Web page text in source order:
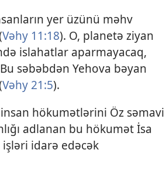
yer üzünü məhv
Vəhy 11:18). O, planetə ziyan
islahatlar aparmayacaq,
səbəbdən Yehova bəyan
Vəhy 21:5).
hökumətlərini Öz səmavi
adlanan bu hökumət İsa
idarə edəcək